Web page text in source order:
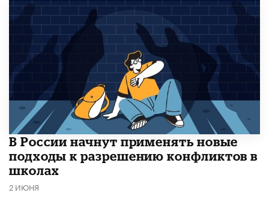
В России начнут применять новые
подходы к разрешению конфликтов в
школах
2 ИЮНЯ